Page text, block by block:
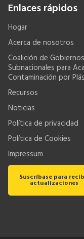
Enlaces rápidos
Hogar
Acerca de nosotros
Coalición de
Subnacionales para
Contaminación por
Recursos
Noticias
Política de privacidad
Política de Cookies
Impressum
Suscríbase para
actualizaciones